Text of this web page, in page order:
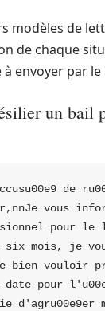
modèles de
de chaque
envoyer par
un bail
de
vous
pour le
six mois, je
bien vouloir
date pour
d'agru00e9er